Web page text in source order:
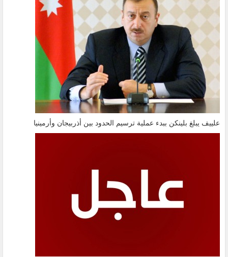
علييف يبلغ بلينكن ببدء عملية ترسيم الحدود بين أذربيجان وأرمينيا